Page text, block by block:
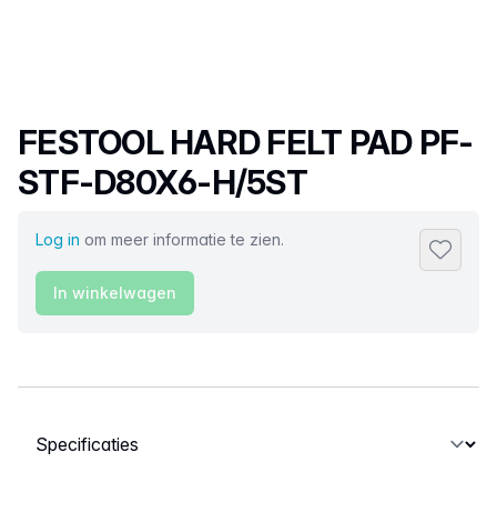
Productnaam
FESTOOL HARD FELT PAD PF-
STF-D80X6-H/5ST
Log in om meer informatie te zien.
In winkelwagen
Selecteer een tabblad